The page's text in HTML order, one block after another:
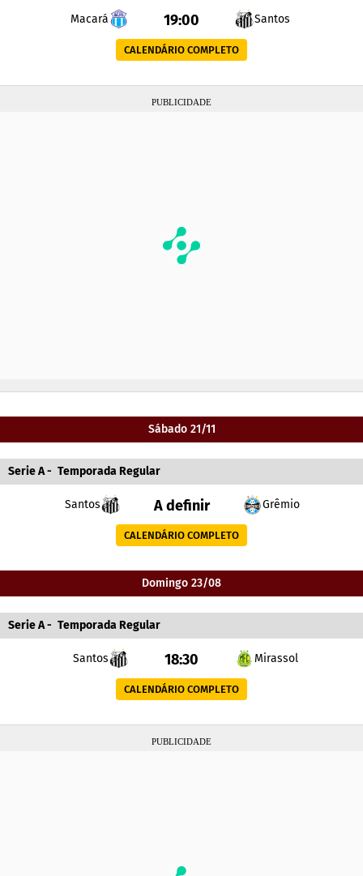
Macará 19:00 Santos
CALENDÁRIO COMPLETO
Sábado 21/11
Serie A- Temporada Regular
Santos A definir Grêmio
CALENDÁRIO COMPLETO
Domingo 23/08
Serie A- Temporada Regular
Santos 18:30 Mirassol
CALENDÁRIO COMPLETO